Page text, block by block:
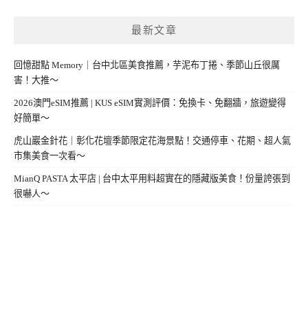
最新文章
回憶甜點 Memory｜台中北區美食推薦，芋泥布丁捲、季節山丘很厲
害！大推～
2026澳門eSIM推薦 | KUS eSIM實測評價：免換卡、免翻牆，旅遊變得
好簡單～
虎山巖金針花｜彰化花壇季節限定花海景點！交通停車、花期、超人氣
市集美食一次看～
MianQ PASTA 太平店 | 台中太平用料超實在的隱藏版美食！份量誇張到
很嚇人～